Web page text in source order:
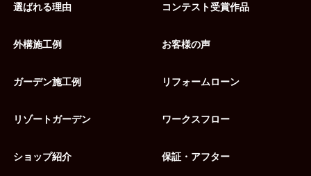
選ばれる理由
外構施工例
ガーデン施工例
リゾートガーデン
ショップ紹介
コンテスト受賞作品
お客様の声
リフォームローン
ワークスフロー
保証・アフター